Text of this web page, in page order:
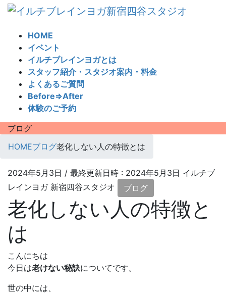
HOME
イベント
イルチブレインヨガとは
スタッフ紹介・スタジオ案内・料金
よくあるご質問
Before⇒After
体験のご予約
ブログ
HOMEブログ老化しない人の特徴とは
2024年5月3日 / 最終更新日時 : 2024年5月3日 イルチブ
レインヨガ 新宿四谷スタジオ
ブログ
老化しない人の特徴と
は
こんにちは
今日は老けない秘訣についてです。
世の中には、